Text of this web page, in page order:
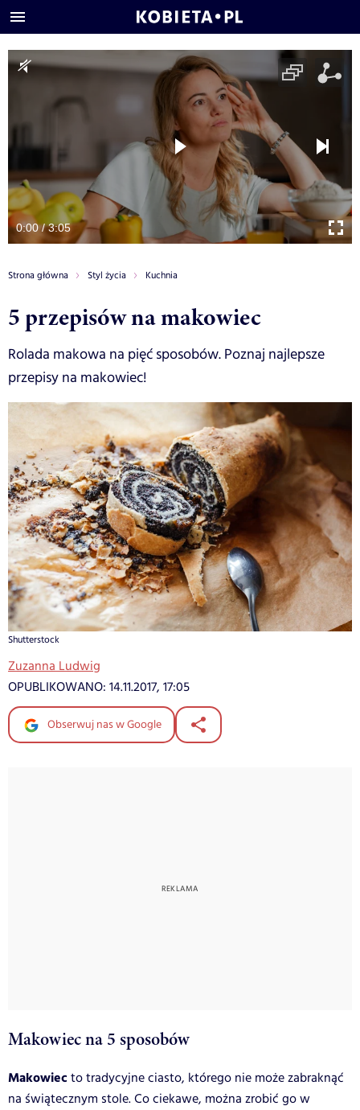
0:00 / 3:05
Strona główna Styl życia Kuchnia
5 przepisów na makowiec
Rolada makowa na pięć sposobów. Poznaj najlepsze
przepisy na makowiec!
Shutterstock
Zuzanna Ludwig
OPUBLIKOWANO: 14.11.2017, 17:05
Obserwuj nas w Google
Makowiec na 5 sposobów
Makowiec to tradycyjne ciasto, którego nie może zabraknąć
na świątecznym stole. Co ciekawe, można zrobić go w